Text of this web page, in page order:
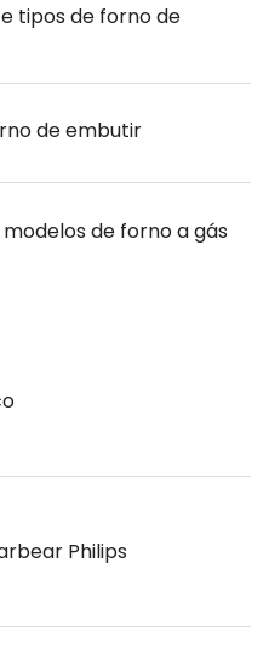
tipos de forno de
de embutir
de forno a gás
Philips